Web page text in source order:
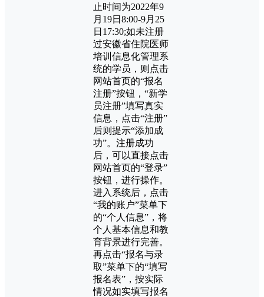
止时间为2022年9
月19日8:00-9月25
日17:30;如未注册
过安徽省住院医师
培训信息化管理系
统的学员，则点击
网站首页的“报名
注册”按钮，“新学
员注册”填写真实
信息，点击“注册”
后则提示“添加成
功”。注册成功
后，可以直接点击
网站首页的“登录”
按钮，进行操作。
进入系统后，点击
“我的账户”菜单下
的“个人信息”，将
个人基本信息和教
育背景进行完善。
再点击“报名与录
取”菜单下的“填写
报名表”，按实际
情况如实填写报名